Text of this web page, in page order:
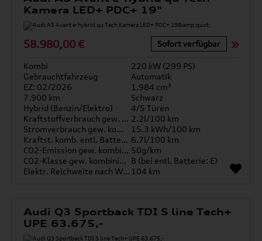
Kamera LED+ PDC+ 19"
58.980,00 € Sofort verfügbar
Kombi
220 kW (299 PS)
Gebrauchtfahrzeug
Automatik
EZ: 02/2026
1.984 cm³
7.900 km
Schwarz
Hybrid (Benzin/Elektro)
4/5 Türen
Kraftstoffverbrauch gew. kombiniert 2.2l/100 km
Stromverbrauch gew. kombiniert
15.3 kWh/100 km
Kraftst. komb. entl. Batterie 6.7l/100 km
CO2-Emission gew. kombiniert 50g/km
CO2-Klasse gew. kombiniert B (bei entl. Batterie: E)
Elektr. Reichweite nach WLTP* 104 km
Audi Q3 Sportback TDI S line Tech+
UPE 63.675,-